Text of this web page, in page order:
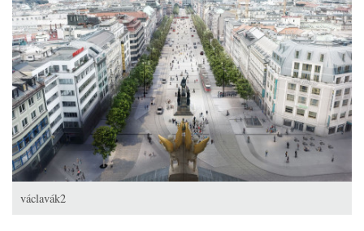
ZÖLDÚT
HAJÓZÁS
BLOG
ARCHÍVUM
václavák2